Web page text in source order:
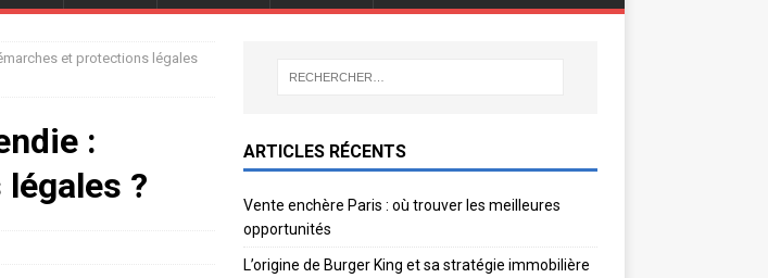
et protections légales
:
?
ARTICLES RÉCENTS
Vente enchère Paris : où trouver les meilleures
opportunités
L’origine de Burger King et sa stratégie immobilière